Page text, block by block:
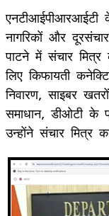
एनटीआईपीआरआईटी
नागरिकों और
पाटने में संचार
लिए किफायती
निवारण, साइबर
समाधान, डीओटी के
उन्‍होंने संचार मित्र